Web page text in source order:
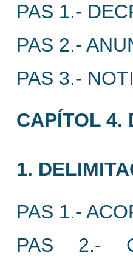
PAS 1.-
PAS 2.-
PAS 3.-
CAPÍTOL 4.
1.
PAS 1.-
PAS 2.-